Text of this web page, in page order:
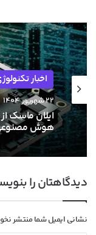
اخبار
۲۲ شهریور ۱۴۰۴
هوش
دیدگاهتان را
نشانی ایمیل شما منتشر